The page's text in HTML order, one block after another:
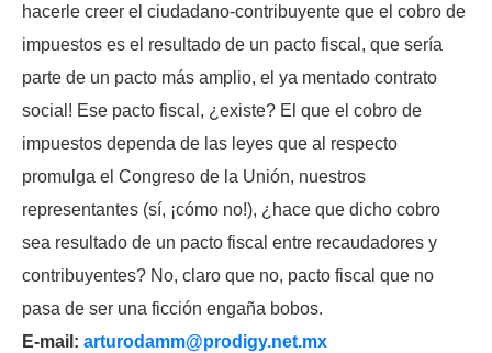
hacerle creer el ciudadano-contribuyente que el cobro de
impuestos es el resultado de un pacto fiscal, que sería
parte de un pacto más amplio, el ya mentado contrato
social! Ese pacto fiscal, ¿existe? El que el cobro de
impuestos dependa de las leyes que al respecto
promulga el Congreso de la Unión, nuestros
representantes (sí, ¡cómo no!), ¿hace que dicho cobro
sea resultado de un pacto fiscal entre recaudadores y
contribuyentes? No, claro que no, pacto fiscal que no
pasa de ser una ficción engaña bobos.
E-mail: arturodamm@prodigy.net.mx